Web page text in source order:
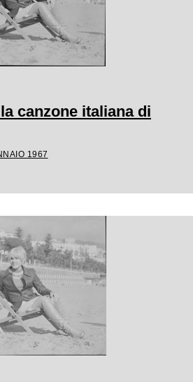
canzone italiana di
1967